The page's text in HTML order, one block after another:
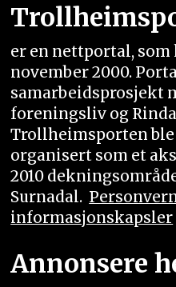
er en nettportal, som
november 2000.
samarbeidsprosjekt
foreningsliv og
Trollheimsporten ble
organisert som et
2010
Surnadal.
informasjonskapsler
Annonsere